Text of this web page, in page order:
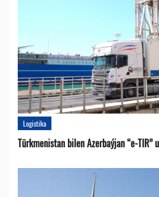
Logistika
Türkmenistan bilen Azerbaýjan “e-TIR”